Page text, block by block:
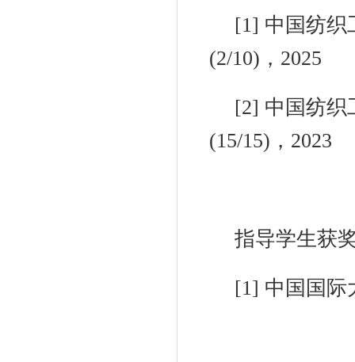
[1] 中国纺织
(2/10) ， 2025
[2] 中国纺织
(15/15) ， 2023
指导学生获
[1] 中国国际